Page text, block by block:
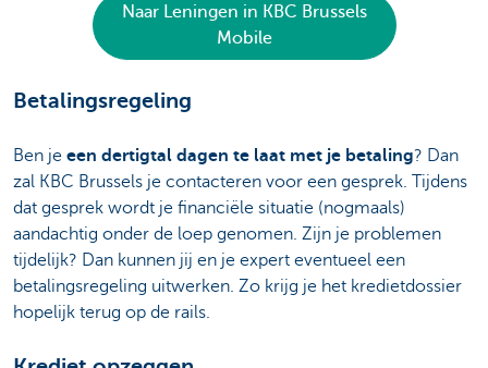
Naar Leningen in KBC Brussels
Mobile
Betalingsregeling
Ben je een dertigtal dagen te laat met je betaling? Dan
zal KBC Brussels je contacteren voor een gesprek. Tijdens
dat gesprek wordt je financiële situatie (nogmaals)
aandachtig onder de loep genomen. Zijn je problemen
tijdelijk? Dan kunnen jij en je expert eventueel een
betalingsregeling uitwerken. Zo krijg je het kredietdossier
hopelijk terug op de rails.